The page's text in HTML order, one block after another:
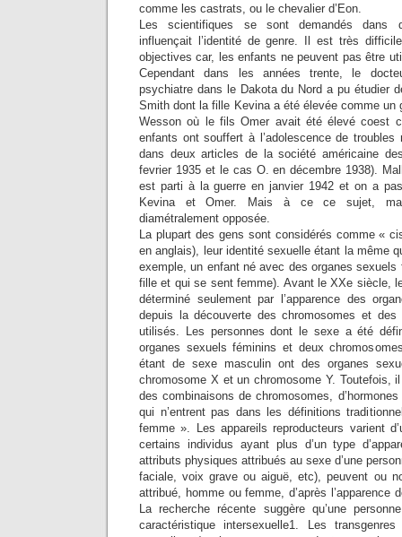
comme les castrats, ou le chevalier d’Eon.
Les scientifiques se sont demandés dans
influençait l’identité de genre. Il est très
objectives car, les enfants ne peuvent pas être
Cependant dans les années trente, le
psychiatre dans le Dakota du Nord a pu étudier
Smith dont la fille Kevina a été élevée comme un
Wesson où le fils Omer avait été élevé coest
enfants ont souffert à l’adolescence de troubles
dans deux articles de la société américaine
fevrier 1935 et le cas O. en décembre 1938).
est parti à la guerre en janvier 1942 et on a
Kevina et Omer. Mais à ce ce sujet, ma
diamétralement opposée.
La plupart des gens sont considérés comme «
en anglais), leur identité sexuelle étant la même
exemple, un enfant né avec des organes
fille et qui se sent femme). Avant le XXe siècle,
déterminé seulement par l’apparence des
depuis la découverte des chromosomes et
utilisés. Les personnes dont le sexe a été
organes sexuels féminins et deux
étant de sexe masculin ont des organes
chromosome X et un chromosome Y. Toutefois,
des combinaisons de chromosomes, d’hormones
qui n’entrent pas dans les définitions
femme ». Les appareils reproducteurs varient
certains individus ayant plus d’un type
attributs physiques attribués au sexe d’une
faciale, voix grave ou aiguë, etc), peuvent ou
attribué, homme ou femme, d’après l’apparence
La recherche récente suggère qu’une
caractéristique intersexuelle1. Les